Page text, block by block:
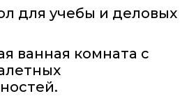
для учебы и деловых
ванная комната с